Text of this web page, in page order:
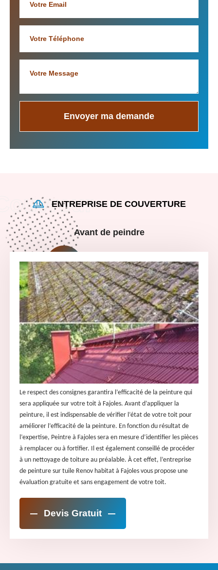
ENTREPRISE DE COUVERTURE
Avant de peindre
Le respect des consignes garantira l’efficacité de la peinture qui
sera appliquée sur votre toit à Fajoles. Avant d’appliquer la
peinture, il est indispensable de vérifier l’état de votre toit pour
améliorer l’efficacité de la peinture. En fonction du résultat de
l’expertise, Peintre à Fajoles sera en mesure d’identifier les pièces
à remplacer ou à fortifier. Il est également conseillé de procéder
à un nettoyage de toiture au préalable. À cet effet, l’entreprise
de peinture sur tuile Renov habitat à Fajoles vous propose une
évaluation gratuite et sans engagement de votre toit.
Devis Gratuit